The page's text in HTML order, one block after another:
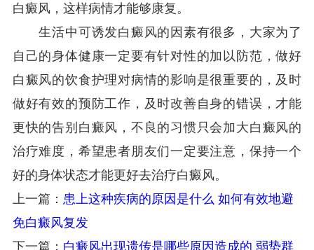
白癜风，这样病情才能够康复。
生活中可诱发白癜风的因素有很多，大家为了
自己的身体健康一定要有针对性的加以防范，做好
白癜风的饮食护理对病情的影响是很重要的，及时
做好有效的预防工作，及时改善自身的错误，才能
更快的告别白癜风，不良的习惯只会加大白癜风的
治疗难度，希望患者朋友们一定要注意，保持一个
好的身体状态才能更好去治疗白癜风。
上一篇： 患上这种疾病的原因是什么 如何有效地避
免白癜风复发
下一篇： 白癜风出现遗传是哪些原因造成的 弱势群